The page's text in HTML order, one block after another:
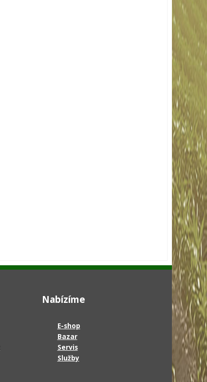
Nabízíme
E-shop
Bazar
Servis
Služby